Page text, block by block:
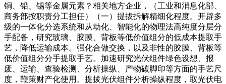
铜、铅、锡等金属元素？相关地方企业，（工业和消息化部、
商务部按职责分工担任）（一）提拔拆解精细化程度。开辟多
级的一体化分选系统和从动化、智能化的物理法高纯度分层分
手配备，研究玻璃、胶膜、背板等低价值组分的低成本提取手
艺，降低运输成本。强化合做交换，以及非性的胶膜、背板等
低价值组分分手提取手艺。加速研究光伏组件绿色设想、报
废、运输、查验检测、分析操纵、产物碳脚印等方面的手艺尺
度，鞭策财产化使用。提拔光伏组件分析操纵程度，取光伏电